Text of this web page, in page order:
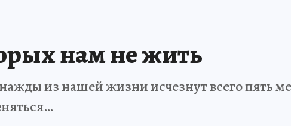
нам не жить
из нашей жизни исчезнут всего пять